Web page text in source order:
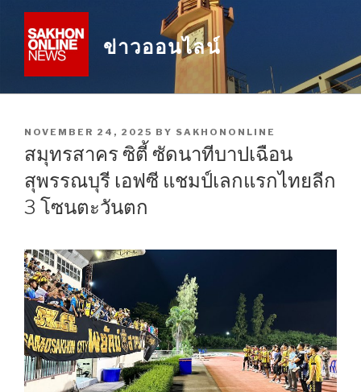
content
ข่าวออนไลน์
POSTED
NOVEMBER 24, 2025 BY SAKHONONLINE
สมุทรสาคร ซิตี้ ซัดนาทีบาปเฉือน
สุพรรณบุรี เอฟซี แชมป์เลกแรกไทยลีก
3 โซนตะวันตก